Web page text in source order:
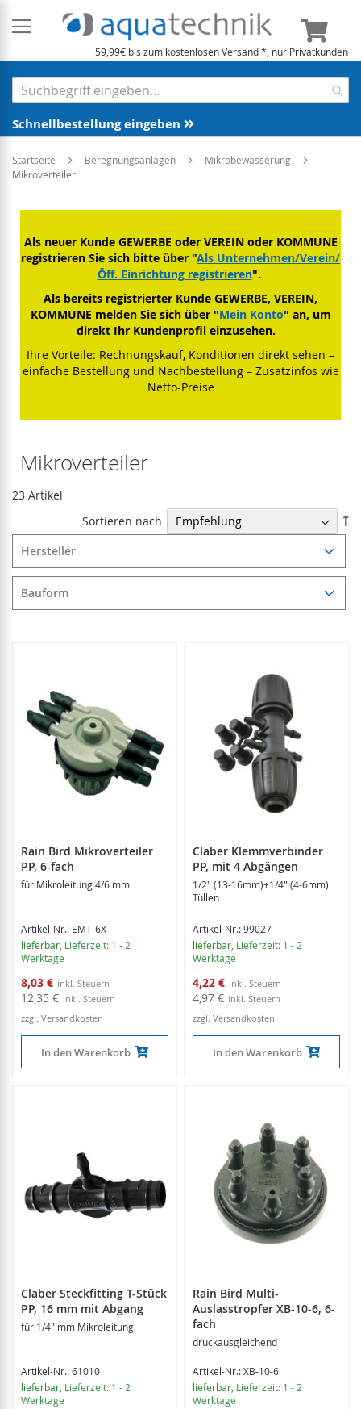
59,99€ bis zum kostenlosen Versand *, nur Privatkunden
Mein
Schnellbestellung eingeben
Startseite Beregnungsanlagen
Mikrobewässerung
Mikroverteiler
Als neuer Kunde GEWERBE oder VEREIN oder KOMMUNE
registrieren Sie sich bitte über "Als Unternehmen/Verein/
Öff. Einrichtung registrieren".
Als bereits registrierter Kunde GEWERBE, VEREIN,
KOMMUNE melden Sie sich über "Mein Konto" an, um
direkt Ihr Kundenprofil einzusehen.
Ihre Vorteile: Rechnungskauf, Konditionen direkt sehen –
einfache Bestellung und Nachbestellung – Zusatzinfos wie
Netto-Preise
Mikroverteiler
23 Artikel
Sortieren nach
In
Hersteller
Bauform
Rain Bird Mikroverteiler
PP, 6-fach
für Mikroleitung 4/6 mm
Artikel-Nr.: EMT-6X
lieferbar , Lieferzeit: 1 - 2
Werktage
Sonderangebot
8,03 €
12,35 €
zzgl. Versandkosten
In den Warenkorb
Claber Klemmverbinder
PP, mit 4 Abgängen
1/2" (13-16mm)+1/4" (4-6mm)
Tüllen
Artikel-Nr.: 99027
lieferbar , Lieferzeit: 1 - 2
Werktage
Sonderangebot
4,22 €
4,97 €
zzgl. Versandkosten
In den Warenkorb
Claber Steckfitting T-Stück
PP, 16 mm mit Abgang
für 1/4" mm Mikroleitung
Artikel-Nr.: 61010
lieferbar , Lieferzeit: 1 - 2
Werktage
Rain Bird Multi-
Auslasstropfer XB-10-6, 6-
fach
druckausgleichend
Artikel-Nr.: XB-10-6
lieferbar , Lieferzeit: 1 - 2
Werktage